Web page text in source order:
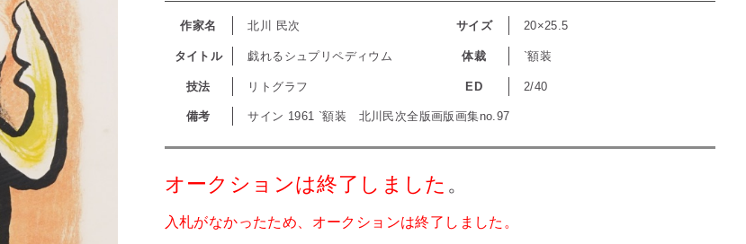
作家名 北川 民次 サイズ 20×25.5
タイトル 戯れるシュプリペディウム 体裁 `額装
技法 リトグラフ ED 2/40
備考 サイン 1961 `額装 北川民次全版画版画集no.97
オークションは終了しました 。
入札がなかったため、オークションは終了しました。